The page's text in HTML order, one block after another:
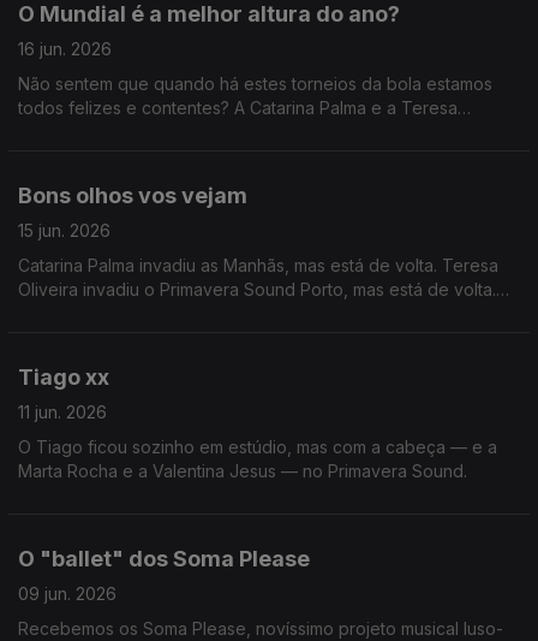
O Mundial é a melhor altura do ano?
16 jun. 2026
Não sentem que quando há estes torneios da bola estamos
todos felizes e contentes? A Catarina Palma e a Teresa
Bons olhos vos vejam
15 jun. 2026
Catarina Palma invadiu as Manhãs, mas está de volta. Teresa
Oliveira invadiu o Primavera Sound Porto, mas está de volta.
Tiago xx
11 jun. 2026
O Tiago ficou sozinho em estúdio, mas com a cabeça — e a
Marta Rocha e a Valentina Jesus — no Primavera Sound.
O "ballet" dos Soma Please
09 jun. 2026
Recebemos os Soma Please, novíssimo projeto musical luso-